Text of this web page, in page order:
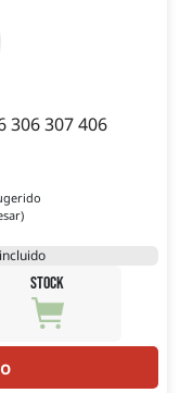
306 307 406
STOCK